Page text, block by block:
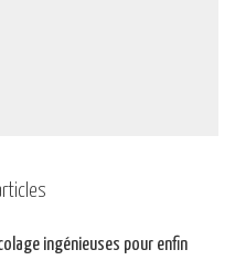
ingénieuses pour enfin